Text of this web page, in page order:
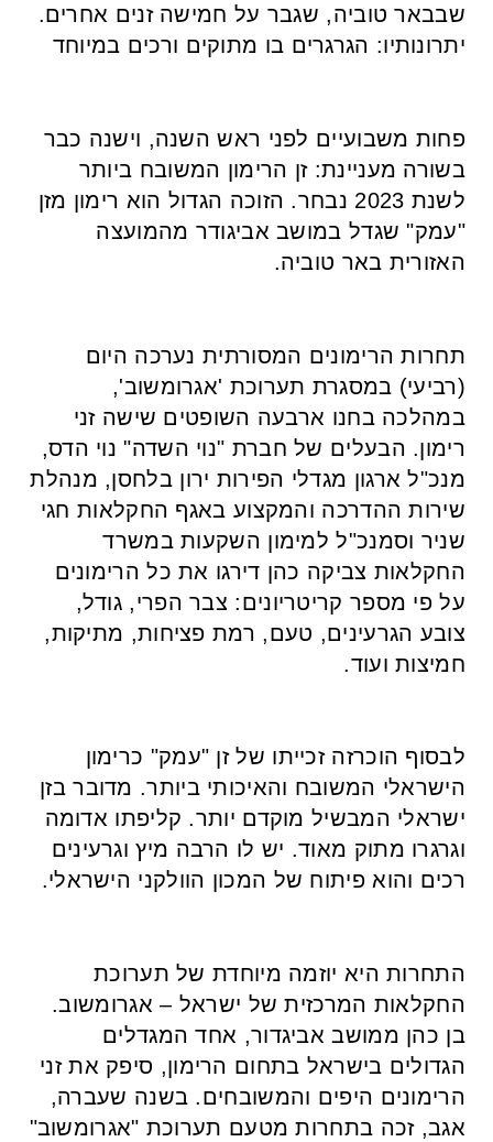
שבבאר טוביה, שגבר על חמישה זנים אחרים.
יתרונותיו: הגרגרים בו מתוקים ורכים במיוחד
פחות משבועיים לפני ראש השנה, וישנה כבר
בשורה מעניינת: זן הרימון המשובח ביותר
לשנת 2023 נבחר. הזוכה הגדול הוא רימון מזן
"עמק" שגדל במושב אביגודר מהמועצה
האזורית באר טוביה.
תחרות הרימונים המסורתית נערכה היום
(רביעי) במסגרת תערוכת 'אגרומשוב',
במהלכה בחנו ארבעה השופטים שישה זני
רימון. הבעלים של חברת "נוי השדה" נוי הדס,
מנכ"ל ארגון מגדלי הפירות ירון בלחסן, מנהלת
שירות ההדרכה והמקצוע באגף החקלאות חגי
שניר וסמנכ"ל למימון השקעות במשרד
החקלאות צביקה כהן דירגו את כל הרימונים
על פי מספר קריטריונים: צבר הפרי, גודל,
צובע הגרעינים, טעם, רמת פציחות, מתיקות,
חמיצות ועוד.
לבסוף הוכרזה זכייתו של זן "עמק" כרימון
הישראלי המשובח והאיכותי ביותר. מדובר בזן
ישראלי המבשיל מוקדם יותר. קליפתו אדומה
וגרגרו מתוק מאוד. יש לו הרבה מיץ וגרעינים
רכים והוא פיתוח של המכון הוולקני הישראלי.
התחרות היא יוזמה מיוחדת של תערוכת
החקלאות המרכזית של ישראל – אגרומשוב.
בן כהן ממושב אביגדור, אחד המגדלים
הגדולים בישראל בתחום הרימון, סיפק את זני
הרימונים היפים והמשובחים. בשנה שעברה,
אגב, זכה בתחרות מטעם תערוכת "אגרומשוב"